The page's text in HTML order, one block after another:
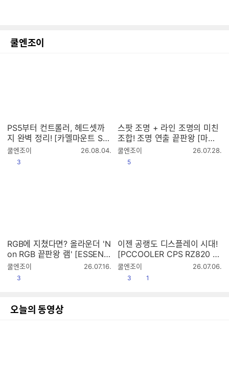
쿨엔조이
PS5부터 컨트롤러, 헤드셋까
지 완벽 정리! [카멜마운트 SM
BB4, SMBB5]
쿨엔조이
작
26.08.04.
공감
3
스팟 조명 + 라인 조명의 미친
조합! 조명 연출 끝판왕 [마이
크로닉스 WIZMAX 샤인]
쿨엔조이
작
26.07.28.
공감
5
RGB에 지쳤다면? 올라운더 'N
on RGB 끝판왕 램' [ESSENC
ORE KLEVV DDR56000 CL
30 BOLT V 패키지 서린]
쿨엔조이
작
26.07.16.
공감
3
이젠 공랭도 디스플레이 시대!
[PCCOOLER CPS RZ820 Di
splay]
쿨엔조이
작
26.07.06.
공감
3 1
오늘의 동영상